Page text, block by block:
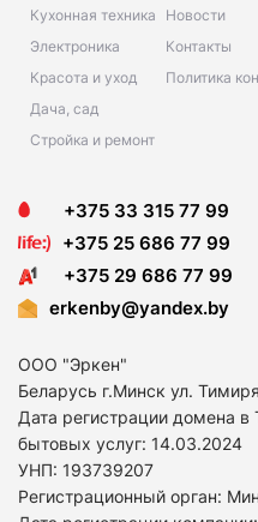
Кухонная техника
Электроника
Красота и уход
Дача, сад
Стройка и ремонт
Новости
Контакты
Политика
+375 33 315 77 99
+375 25 686 77 99
+375 29 686 77 99
erkenby@yandex.by
ООО "Эркен"
Беларусь г.Минск ул.
Дата регистрации домена
бытовых услуг: 14.03.2024
УНП: 193739207
Регистрационный орган: